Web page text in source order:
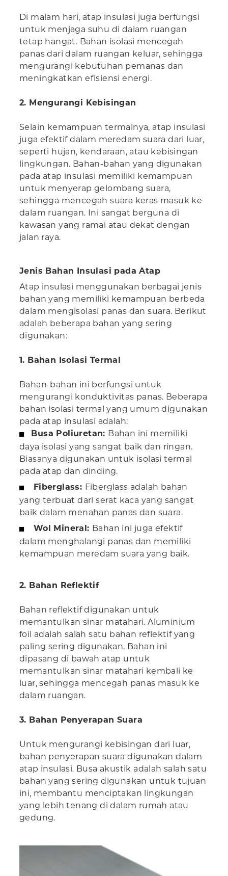
Di malam hari, atap insulasi juga berfungsi
untuk menjaga suhu di dalam ruangan
tetap hangat. Bahan isolasi mencegah
panas dari dalam ruangan keluar, sehingga
mengurangi kebutuhan pemanas dan
meningkatkan efisiensi energi.
2. Mengurangi Kebisingan
Selain kemampuan termalnya, atap insulasi
juga efektif dalam meredam suara dari luar,
seperti hujan, kendaraan, atau kebisingan
lingkungan. Bahan-bahan yang digunakan
pada atap insulasi memiliki kemampuan
untuk menyerap gelombang suara,
sehingga mencegah suara keras masuk ke
dalam ruangan. Ini sangat berguna di
kawasan yang ramai atau dekat dengan
jalan raya.
Jenis Bahan Insulasi pada Atap
Atap insulasi menggunakan berbagai jenis
bahan yang memiliki kemampuan berbeda
dalam mengisolasi panas dan suara. Berikut
adalah beberapa bahan yang sering
digunakan:
1. Bahan Isolasi Termal
Bahan-bahan ini berfungsi untuk
mengurangi konduktivitas panas. Beberapa
bahan isolasi termal yang umum digunakan
pada atap insulasi adalah:
Busa Poliuretan: Bahan ini memiliki
daya isolasi yang sangat baik dan ringan.
Biasanya digunakan untuk isolasi termal
pada atap dan dinding.
Fiberglass: Fiberglass adalah bahan
yang terbuat dari serat kaca yang sangat
baik dalam menahan panas dan suara.
Wol Mineral: Bahan ini juga efektif
dalam menghalangi panas dan memiliki
kemampuan meredam suara yang baik.
2. Bahan Reflektif
Bahan reflektif digunakan untuk
memantulkan sinar matahari. Aluminium
foil adalah salah satu bahan reflektif yang
paling sering digunakan. Bahan ini
dipasang di bawah atap untuk
memantulkan sinar matahari kembali ke
luar, sehingga mencegah panas masuk ke
dalam ruangan.
3. Bahan Penyerapan Suara
Untuk mengurangi kebisingan dari luar,
bahan penyerapan suara digunakan dalam
atap insulasi. Busa akustik adalah salah satu
bahan yang sering digunakan untuk tujuan
ini, membantu menciptakan lingkungan
yang lebih tenang di dalam rumah atau
gedung.